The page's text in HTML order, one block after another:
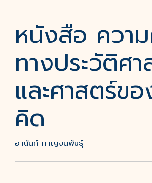
หนังสือ ควา
ทางประวัติศ
และศาสตร์ข
คิด
อานันท์ กาญจนพันธุ์